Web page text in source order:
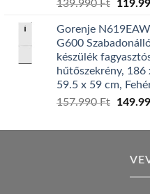
139.990Ft
was:
Gorenje
G600
készülék
hűtőszekrény, 186
59.5 x 59 cm,
157.990Ft
was: